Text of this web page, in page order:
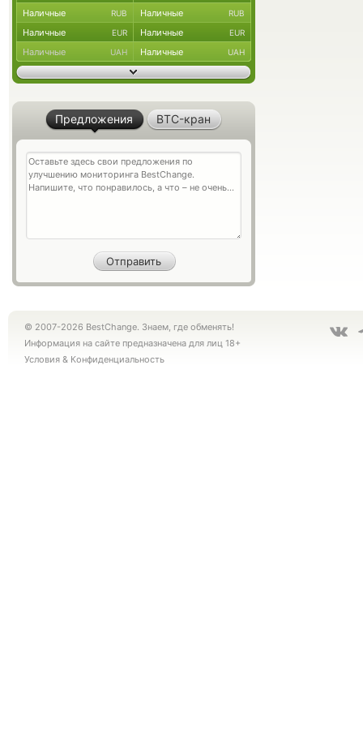
Наличные RUB Наличные RUB
Наличные EUR Наличные EUR
Наличные UAH Наличные UAH
Предложения BTC-кран
© 2007-2026 BestChange. Знаем, где обменять!
Информация на сайте предназначена для лиц 18+
Условия & Конфиденциальность